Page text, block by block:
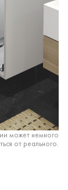
может немного
от реального.